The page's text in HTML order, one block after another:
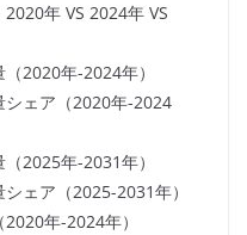
年 VS 2024年 VS
2020年-2024年）
シェア（2020年-2024
2025年-2031年）
ェア（2025-2031年）
年-2024年）